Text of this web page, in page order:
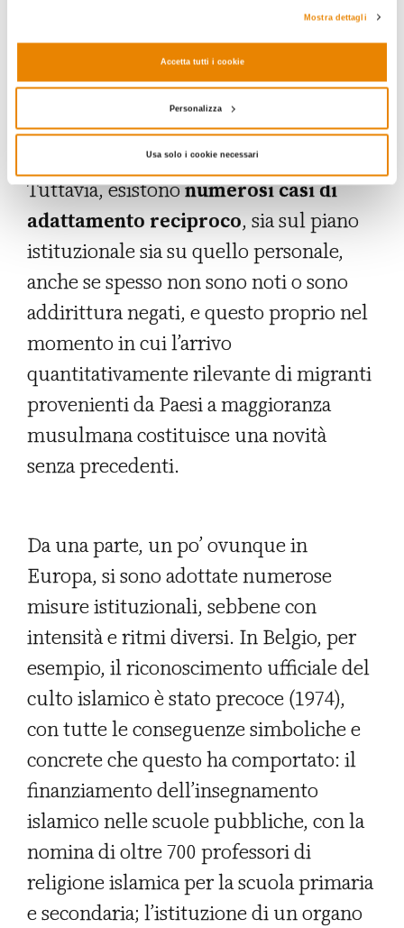
Mostra dettagli
Accetta tutti i cookie
Personalizza
Usa solo i cookie necessari
costruzione di rapporti pacificio,
peggio, le accuse reciproche in cui la
responsabilità dei problemi è riversata
Tuttavia, esistononumerosi casi di
adattamento reciproco, sia sul piano
istituzionale sia su quello personale,
anche se spesso non sono noti o sono
addirittura negati, e questo proprio nel
momento in cui l’arrivo
quantitativamente rilevante di migranti
provenienti da Paesi a maggioranza
musulmana costituisce una novità
senza precedenti.
Da una parte, un po’ ovunque in
Europa, si sono adottate numerose
misure istituzionali, sebbene con
intensità e ritmi diversi. In Belgio, per
esempio, il riconoscimento ufficiale del
culto islamico è stato precoce (1974),
con tutte le conseguenze simboliche e
concrete che questo ha comportato: il
finanziamento dell’insegnamento
islamico nelle scuole pubbliche, con la
nomina di oltre 700 professori di
religione islamica per la scuola primaria
e secondaria; l’istituzione di un organo